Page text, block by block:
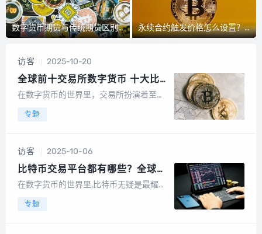
数字货币期货与传统期货区别究竟是什么？ 永续合约触发价格怎么设置？永续合约触发价格设置教程
访客 2025-10-20
全球前十交易所数字货币 十大比
特币交易排行榜2025
在数字货币的世界里，交易所扮演着至关
是市场流动性和价格发现的关键，随着加
年，这些交易所中的佼佼者已经在全球范
围内...
专题
访客 2025-10-06
比特币交易平台都有哪些？全球八
大交易平台排名
在数字货币的世界里,比特币无疑是最耀眼
的人来说，选择一个靠谱的交易平台至关
专题